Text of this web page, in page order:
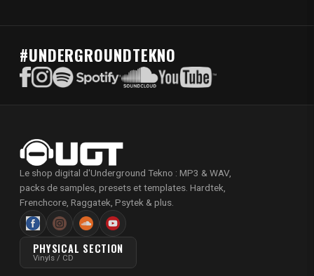
#UNDERGROUNDTEKNO
Le shop digital d'Underground Tekno : MP3 & WAV,
packs de samples, presets et templates. Hardtek,
Frenchcore, Raggatek, Psytek & plus.
PHYSICAL SECTION
Vinyls / CD